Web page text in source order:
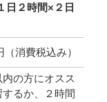
日２時間×２日
（消費税込み）
の方にオスス
るか、２時間